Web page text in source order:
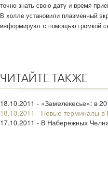
точно знать свою дату и время
В холле установили плазменный
информируют с помощью громкой
ЧИТАЙТЕ ТАКЖЕ
18.10.2011 - «Замелекесье»: в
18.10.2011 - Новые терминалы
17.10.2011 - В Набережных